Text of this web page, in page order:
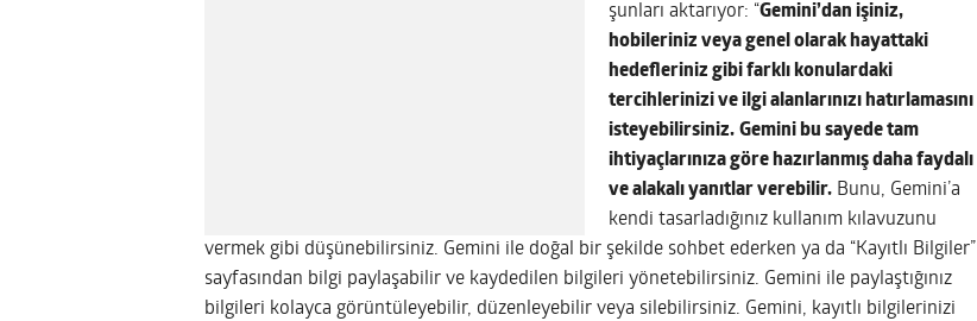
şunları aktarıyor: “Gemini’dan işiniz,
hobileriniz veya genel olarak hayattaki
hedefleriniz gibi farklı konulardaki
tercihlerinizi ve ilgi alanlarınızı hatırlamasını
isteyebilirsiniz. Gemini bu sayede tam
ihtiyaçlarınıza göre hazırlanmış daha faydalı
ve alakalı yanıtlar verebilir. Bunu, Gemini’a
kendi tasarladığınız kullanım kılavuzunu
vermek gibi düşünebilirsiniz. Gemini ile doğal bir şekilde sohbet ederken ya da “Kayıtlı Bilgiler”
sayfasından bilgi paylaşabilir ve kaydedilen bilgileri yönetebilirsiniz. Gemini ile paylaştığınız
bilgileri kolayca görüntüleyebilir, düzenleyebilir veya silebilirsiniz. Gemini, kayıtlı bilgilerinizi